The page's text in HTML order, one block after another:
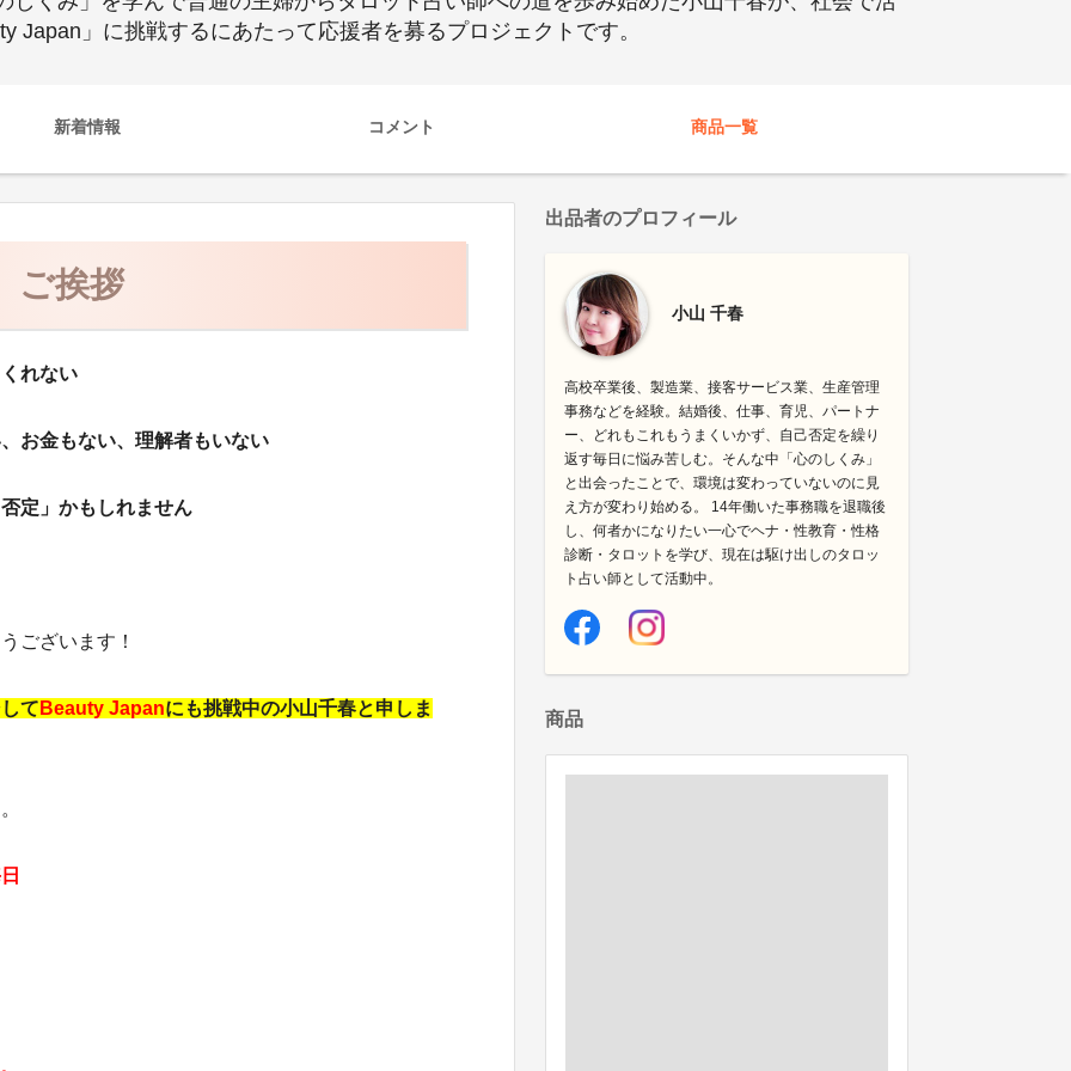
Japan」に挑戦するにあたって応援者を募るプロジェクトです。
新着情報 コメント 商品一覧
ご挨拶
れない
お金もない、理解者もいない
定」かもしれません
ございます！
て Beauty Japanにも挑戦中の小山千春と申しま
出品者のプロフィール
小山 千春
高校卒業後、製造業、接客サービス業、生産管理
事務などを経験。結婚後、仕事、育児、パートナ
ー、どれもこれもうまくいかず、自己否定を繰り
返す毎日に悩み苦しむ。そんな中「心のしくみ」
と出会ったことで、環境は変わっていないのに見
え方が変わり始める。 14年働いた事務職を退職後
し、何者かになりたい一心でヘナ・性教育・性格
診断・タロットを学び、現在は駆け出しのタロッ
ト占い師として活動中。
商品